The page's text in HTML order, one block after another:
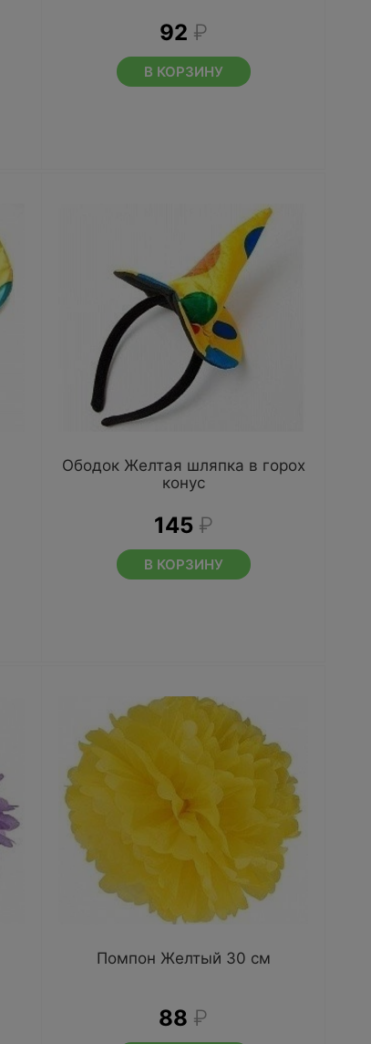
92 ₽
В КОРЗИНУ
Ободок Желтая шляпка в горох
конус
145 ₽
В КОРЗИНУ
Помпон Желтый 30 см
88 ₽